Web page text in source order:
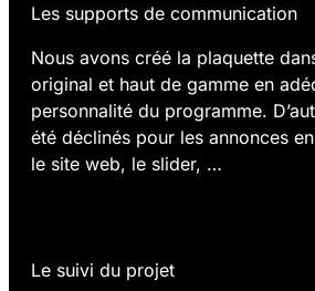
Les supports de communication
Nous avons créé la plaquette
original et haut de gamme en
personnalité du programme.
été déclinés pour les annonces
le site web, le slider, …
Le suivi du projet